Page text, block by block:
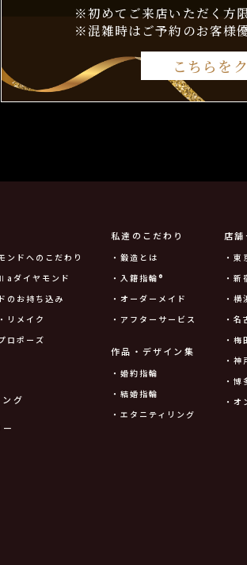
※初めてご来店いただく方
※混雑時はご予約のお客様
こちらを
ンドへのこだわり
ダイヤモンド
のお持ち込み
リメイク
ロポーズ
グ
私達のこだわり
・鍛造とは
・入籍指輪®
・オーダーメイド
・アフターサービス
作品・デザイン集
・婚約指輪
・結婚指輪
・エタニティリング
店舗
・東
・新
・横
・名
・梅
・
・博
・